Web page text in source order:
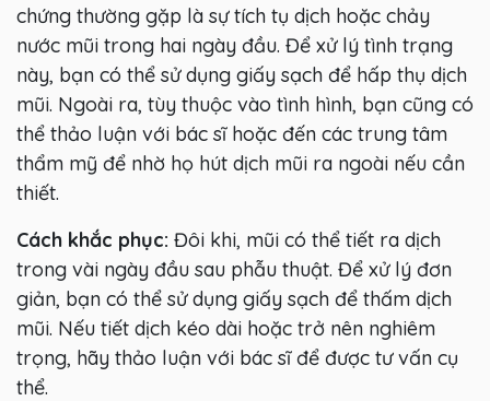
chứng thường gặp là sự tích tụ dịch hoặc chảy
nước mũi trong hai ngày đầu. Để xử lý tình trạng
này, bạn có thể sử dụng giấy sạch để hấp thụ dịch
mũi. Ngoài ra, tùy thuộc vào tình hình, bạn cũng có
thể thảo luận với bác sĩ hoặc đến các trung tâm
thẩm mỹ để nhờ họ hút dịch mũi ra ngoài nếu cần
thiết.
Cách khắc phục: Đôi khi, mũi có thể tiết ra dịch
trong vài ngày đầu sau phẫu thuật. Để xử lý đơn
giản, bạn có thể sử dụng giấy sạch để thấm dịch
mũi. Nếu tiết dịch kéo dài hoặc trở nên nghiêm
trọng, hãy thảo luận với bác sĩ để được tư vấn cụ
thể.